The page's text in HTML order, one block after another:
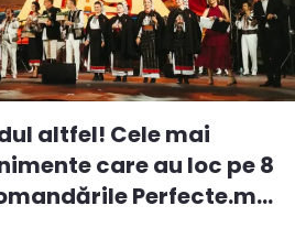
altfel! Cele mai
care au loc pe 8
Perfecte.m...